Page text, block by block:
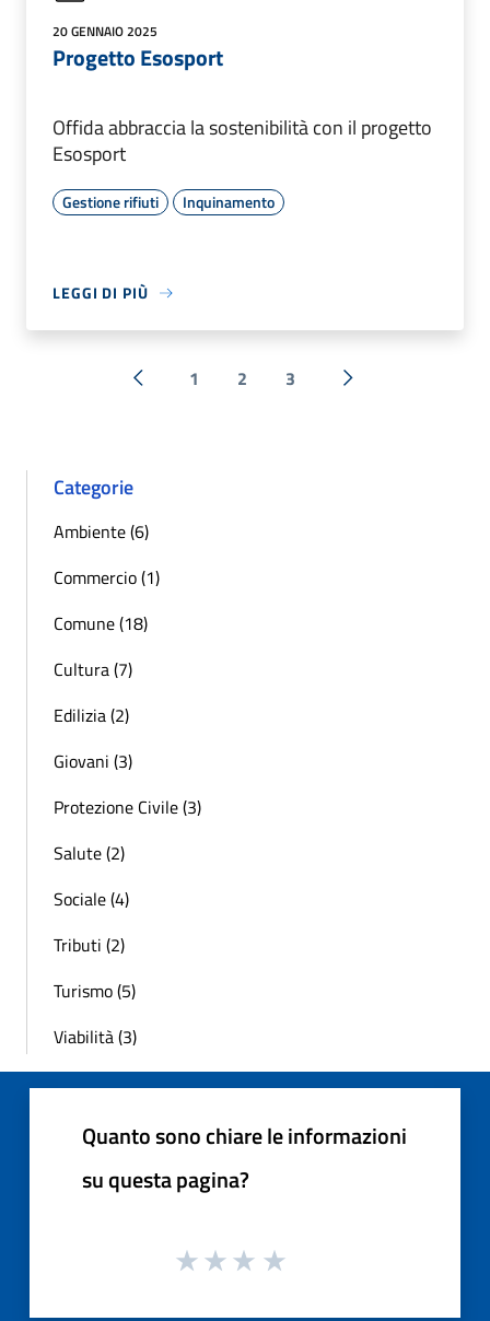
20 GENNAIO 2025
Progetto Esosport
Offida abbraccia la sostenibilità con il progetto
Esosport
Gestione rifiuti Inquinamento
LEGGI DI PIÙ
« Precedente
1 2 3 Successiva »
Categorie
Ambiente (6)
Commercio (1)
Comune (18)
Cultura (7)
Edilizia (2)
Giovani (3)
Protezione Civile (3)
Salute (2)
Sociale (4)
Tributi (2)
Turismo (5)
Viabilità (3)
Quanto sono chiare le informazioni
su questa pagina?